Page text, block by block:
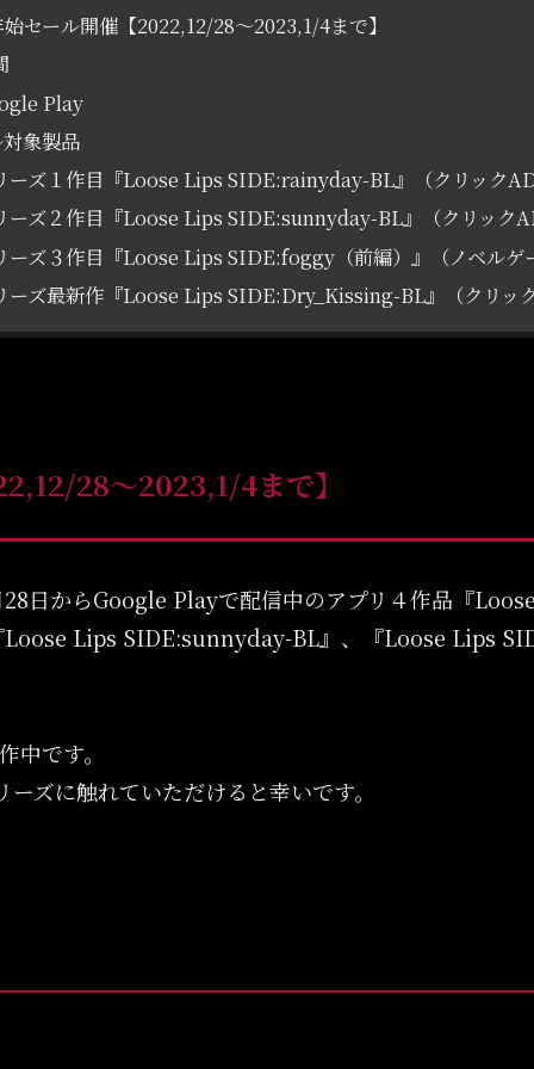
セール開催【2022,12/28～2023,1/4まで】
Play
象製品
ーズ１作目『Loose Lips SIDE:rainyday-BL』（クリック
ーズ２作目『Loose Lips SIDE:sunnyday-BL』（クリック
ーズ３作目『Loose Lips SIDE:foggy（前編）』（ノベルゲ
ーズ最新作『Loose Lips SIDE:Dry_Kissing-BL』（クリッ
28～2023,1/4まで】
日からGoogle Playで配信中のアプリ４作品『
Lips SIDE:sunnyday-BL』、『Loose Lips
中です。
ズに触れていただけると幸いです。